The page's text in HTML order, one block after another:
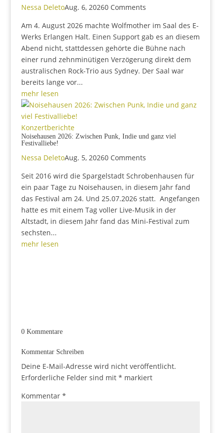
Nessa DeletoAug. 6, 20260 Comments
Am 4. August 2026 machte Wolfmother im Saal des E-
Werks Erlangen Halt. Einen Support gab es an diesem
Abend nicht, stattdessen gehörte die Bühne nach
einer rund zehnminütigen Verzögerung direkt dem
australischen Rock-Trio aus Sydney. Der Saal war
bereits lange vor...
mehr lesen
Konzertberichte
Noisehausen 2026: Zwischen Punk, Indie und ganz viel
Festivalliebe!
Nessa DeletoAug. 5, 20260 Comments
Seit 2016 wird die Spargelstadt Schrobenhausen für
ein paar Tage zu Noisehausen, in diesem Jahr fand
das Festival am 24. Und 25.07.2026 statt. Angefangen
hatte es mit einem Tag voller Live-Musik in der
Altstadt, in diesem Jahr fand das Mini-Festival zum
sechsten...
mehr lesen
0 Kommentare
Kommentar Schreiben
Deine E-Mail-Adresse wird nicht veröffentlicht.
Erforderliche Felder sind mit * markiert
Kommentar *